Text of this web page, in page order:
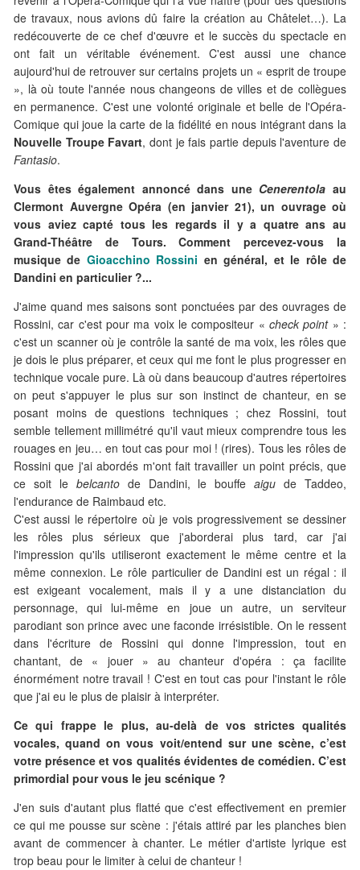
de travaux, nous avions dû faire la création au Châtelet…). La
redécouverte de ce chef d'œuvre et le succès du spectacle en
ont fait un véritable événement. C'est aussi une chance
aujourd'hui de retrouver sur certains projets un « esprit de troupe
», là où toute l'année nous changeons de villes et de collègues
en permanence. C'est une volonté originale et belle de l'Opéra-
Comique qui joue la carte de la fidélité en nous intégrant dans la
Nouvelle Troupe Favart, dont je fais partie depuis l'aventure de
Fantasio.
Vous êtes également annoncé dans une Cenerentola au
Clermont Auvergne Opéra (en janvier 21), un ouvrage où
vous aviez capté tous les regards il y a quatre ans au
Grand-Théâtre de Tours. Comment percevez-vous la
musique de Gioacchino Rossini en général, et le rôle de
Dandini en particulier ?...
J'aime quand mes saisons sont ponctuées par des ouvrages de
Rossini, car c'est pour ma voix le compositeur « check point» :
c'est un scanner où je contrôle la santé de ma voix, les rôles que
je dois le plus préparer, et ceux qui me font le plus progresser en
technique vocale pure. Là où dans beaucoup d'autres répertoires
on peut s'appuyer le plus sur son instinct de chanteur, en se
posant moins de questions techniques ; chez Rossini, tout
semble tellement millimétré qu'il vaut mieux comprendre tous les
rouages en jeu… en tout cas pour moi ! (rires). Tous les rôles de
Rossini que j'ai abordés m'ont fait travailler un point précis, que
ce soit le belcantode Dandini, le bouffeaigu de Taddeo,
l'endurance de Raimbaud etc.
C'est aussi le répertoire où je vois progressivement se dessiner
les rôles plus sérieux que j'aborderai plus tard, car j'ai
l'impression qu'ils utiliseront exactement le même centre et la
même connexion. Le rôle particulier de Dandini est un régal : il
est exigeant vocalement, mais il y a une distanciation du
personnage, qui lui-même en joue un autre, un serviteur
parodiant son prince avec une faconde irrésistible. On le ressent
dans l'écriture de Rossini qui donne l'impression, tout en
chantant, de « jouer » au chanteur d'opéra : ça facilite
énormément notre travail ! C'est en tout cas pour l'instant le rôle
que j'ai eu le plus de plaisir à interpréter.
Ce qui frappe le plus, au-delà de vos strictes qualités
vocales, quand on vous voit/entend sur une scène, c’est
votre présence et vos qualités évidentes de comédien. C’est
primordial pour vous le jeu scénique ?
J'en suis d'autant plus flatté que c'est effectivement en premier
ce qui me pousse sur scène : j'étais attiré par les planches bien
avant de commencer à chanter. Le métier d'artiste lyrique est
trop beau pour le limiter à celui de chanteur !